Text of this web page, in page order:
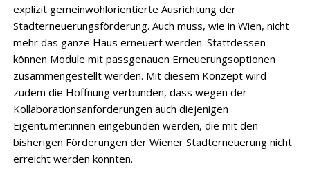
explizit gemeinwohlorientierte Ausrichtung der
Stadterneuerungsförderung. Auch muss, wie in Wien, nicht
mehr das ganze Haus erneuert werden. Stattdessen
können Module mit passgenauen Erneuerungsoptionen
zusammengestellt werden. Mit diesem Konzept wird
zudem die Hoffnung verbunden, dass wegen der
Kollaborationsanforderungen auch diejenigen
Eigentümer:innen eingebunden werden, die mit den
bisherigen Förderungen der Wiener Stadterneuerung nicht
erreicht werden konnten.